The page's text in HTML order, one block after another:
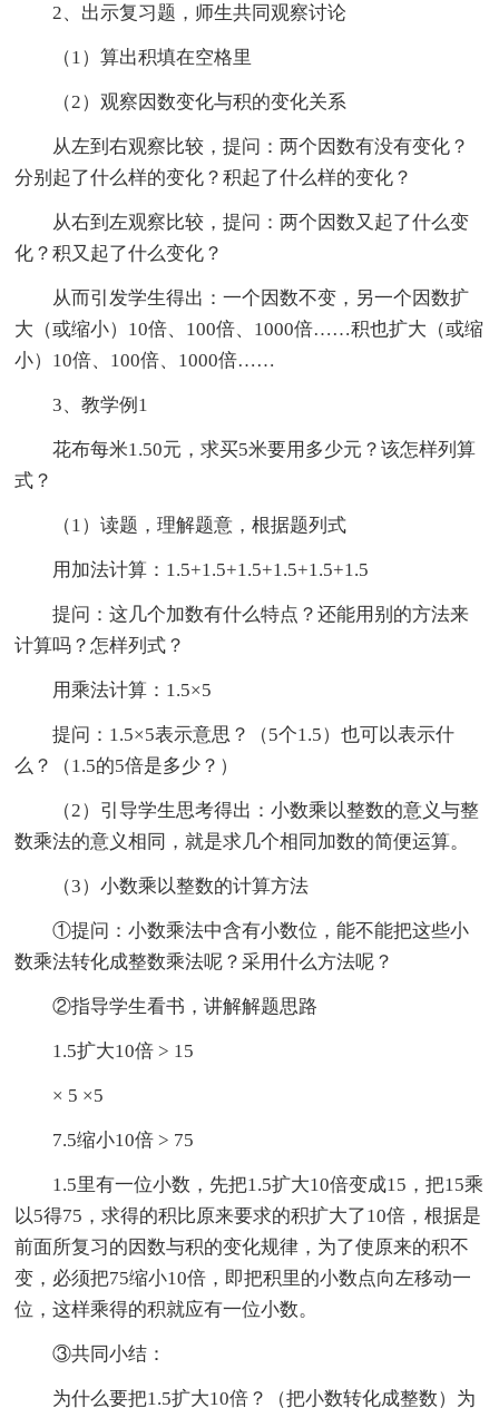
2、出示复习题，师生共同观察讨论
（1）算出积填在空格里
（2）观察因数变化与积的变化关系
从左到右观察比较，提问：两个因数有没有变化？
分别起了什么样的变化？积起了什么样的变化？
从右到左观察比较，提问：两个因数又起了什么变
化？积又起了什么变化？
从而引发学生得出：一个因数不变，另一个因数扩
大（或缩小）10倍、100倍、1000倍……积也扩大（或缩
小）10倍、100倍、1000倍……
3、教学例1
花布每米1.50元，求买5米要用多少元？该怎样列算
式？
（1）读题，理解题意，根据题列式
用加法计算：1.5+1.5+1.5+1.5+1.5+1.5
提问：这几个加数有什么特点？还能用别的方法来
计算吗？怎样列式？
用乘法计算：1.5×5
提问：1.5×5表示意思？（5个1.5）也可以表示什
么？（1.5的5倍是多少？）
（2）引导学生思考得出：小数乘以整数的意义与整
数乘法的意义相同，就是求几个相同加数的简便运算。
（3）小数乘以整数的计算方法
①提问：小数乘法中含有小数位，能不能把这些小
数乘法转化成整数乘法呢？采用什么方法呢？
②指导学生看书，讲解解题思路
1.5扩大10倍 > 15
× 5 ×5
7.5缩小10倍 > 75
1.5里有一位小数，先把1.5扩大10倍变成15，把15乘
以5得75，求得的积比原来要求的积扩大了10倍，根据是
前面所复习的因数与积的变化规律，为了使原来的积不
变，必须把75缩小10倍，即把积里的小数点向左移动一
位，这样乘得的积就应有一位小数。
③共同小结：
为什么要把1.5扩大10倍？（把小数转化成整数）为